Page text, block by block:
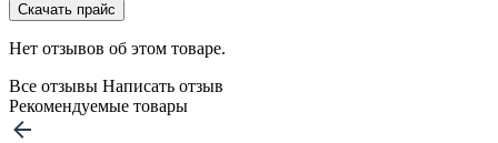
Скачать прайс
Нет отзывов об этом товаре.
Все отзывы Написать отзыв
Рекомендуемые товары